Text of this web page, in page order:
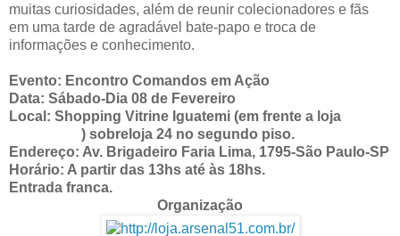
muitas curiosidades, além de reunir colecionadores e fãs
em uma tarde de agradável bate-papo e troca de
informações e conhecimento.
Evento: Encontro Comandos em Ação
Data: Sábado-Dia 08 de Fevereiro
Local: Shopping Vitrine Iguatemi (em frente a loja
) sobreloja 24 no segundo piso.
Endereço: Av. Brigadeiro Faria Lima, 1795-São Paulo-SP
Horário: A partir das 13hs até às 18hs.
Entrada franca.
Organização